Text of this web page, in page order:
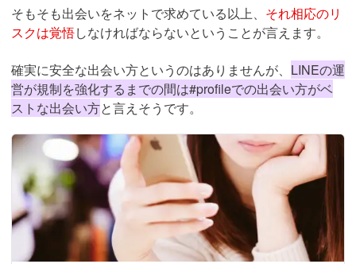
そもそも出会いをネットで求めている以上、 それ相応のリ
スクは覚悟しなければならないということが言えます。
確実に安全な出会い方というのはありませんが、 LINEの運
営が規制を強化するまでの間は#profileでの出会い方がベ
ストな出会い方と言えそうです。